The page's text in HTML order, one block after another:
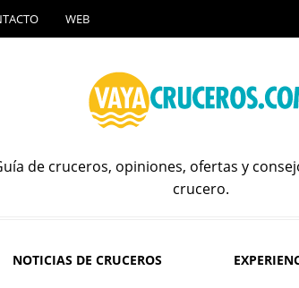
WEB
de cruceros, opiniones, ofertas y
crucero.
NOTICIAS DE CRUCEROS